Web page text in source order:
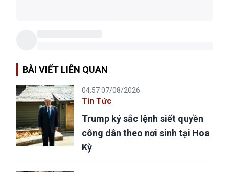
BÀI VIẾT LIÊN QUAN
04:57 07/08/2026
Tin Tức
Trump ký sắc lệnh siết quyền
công dân theo nơi sinh tại Hoa
Kỳ